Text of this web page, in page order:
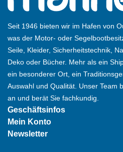
Seit 1946 bieten wir im Hafen von
was der Motor- oder
Seile, Kleider, Sicherheitstechnik,
Deko oder Bücher. Mehr als ein
ein besonderer Ort, ein
Auswahl und Qualität. Unser Team
an und berät Sie fachkundig.
Geschäftsinfos
Mein Konto
Newsletter